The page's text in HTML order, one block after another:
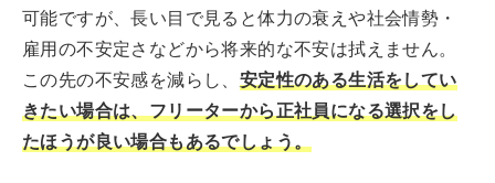
可能ですが、長い目で見ると体力の衰えや社会情勢・
雇用の不安定さなどから将来的な不安は拭えません。
この先の不安感を減らし、 安定性のある生活をしてい
きたい場合は、フリーターから正社員になる選択をし
たほうが良い場合もあるでしょう。